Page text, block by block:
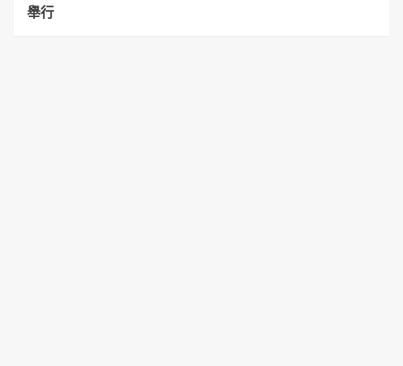
舉行